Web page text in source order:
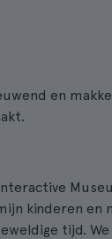
en
kinderen en
tijd.